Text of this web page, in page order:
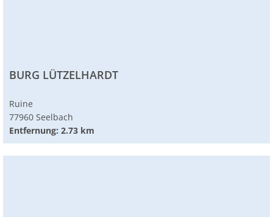
BURG LÜTZELHARDT
Ruine
77960 Seelbach
Entfernung: 2.73 km